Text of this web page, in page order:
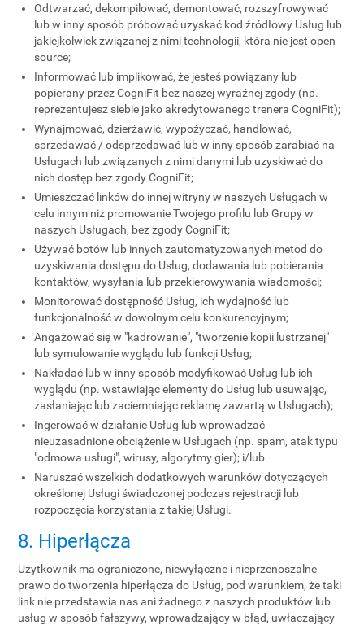
Odtwarzać, dekompilować, demontować, rozszyfrowywać
lub w inny sposób próbować uzyskać kod źródłowy Usług lub
jakiejkolwiek związanej z nimi technologii, która nie jest open
source;
Informować lub implikować, że jesteś powiązany lub
popierany przez CogniFit bez naszej wyraźnej zgody (np.
reprezentujesz siebie jako akredytowanego trenera CogniFit);
Wynajmować, dzierżawić, wypożyczać, handlować,
sprzedawać / odsprzedawać lub w inny sposób zarabiać na
Usługach lub związanych z nimi danymi lub uzyskiwać do
nich dostęp bez zgody CogniFit;
Umieszczać linków do innej witryny w naszych Usługach w
celu innym niż promowanie Twojego profilu lub Grupy w
naszych Usługach, bez zgody CogniFit;
Używać botów lub innych zautomatyzowanych metod do
uzyskiwania dostępu do Usług, dodawania lub pobierania
kontaktów, wysyłania lub przekierowywania wiadomości;
Monitorować dostępność Usług, ich wydajność lub
funkcjonalność w dowolnym celu konkurencyjnym;
Angażować się w "kadrowanie", "tworzenie kopii lustrzanej"
lub symulowanie wyglądu lub funkcji Usług;
Nakładać lub w inny sposób modyfikować Usług lub ich
wyglądu (np. wstawiając elementy do Usług lub usuwając,
zasłaniając lub zaciemniając reklamę zawartą w Usługach);
Ingerować w działanie Usług lub wprowadzać
nieuzasadnione obciążenie w Usługach (np. spam, atak typu
"odmowa usługi", wirusy, algorytmy gier); i/lub
Naruszać wszelkich dodatkowych warunków dotyczących
określonej Usługi świadczonej podczas rejestracji lub
rozpoczęcia korzystania z takiej Usługi.
8. Hiperłącza
Użytkownik ma ograniczone, niewyłączne i nieprzenoszalne
prawo do tworzenia hiperłącza do Usług, pod warunkiem, że taki
link nie przedstawia nas ani żadnego z naszych produktów lub
usług w sposób fałszywy, wprowadzający w błąd, uwłaczający